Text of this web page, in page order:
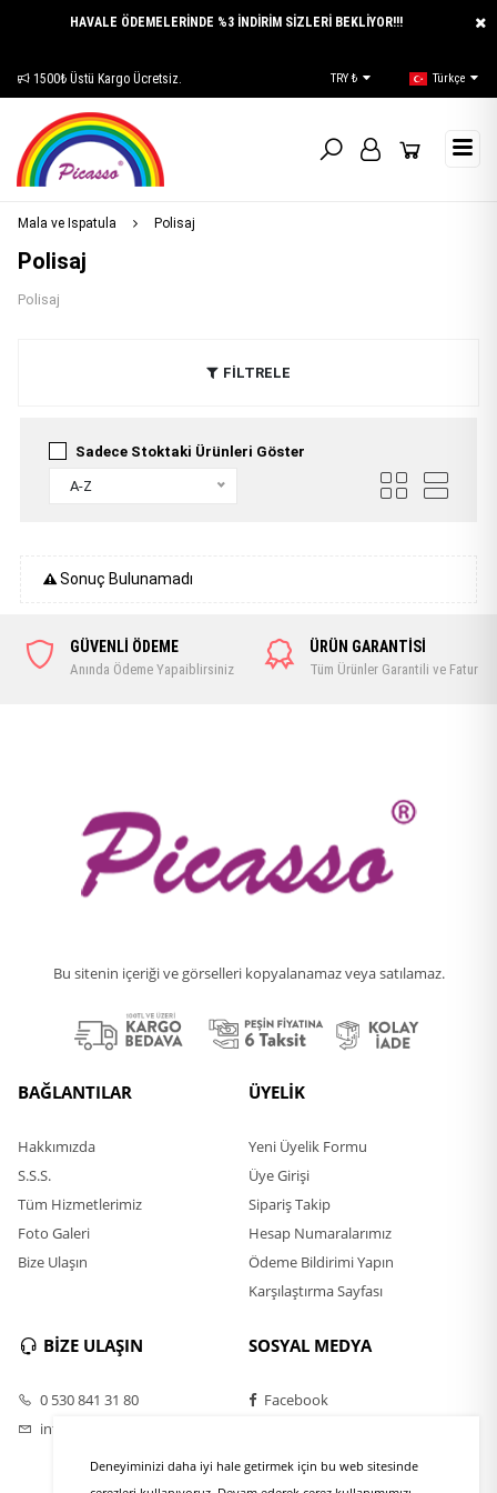
Deneyiminizi daha iyi hale getirmek için bu web sitesinde
HAVALE ÖDEMELERİNDE %3 İNDİRİM SİZLERİ BEKLİYOR!!!
1500₺ Üstü Kargo Ücretsiz. TRY ₺ Türkçe
Mala ve Ispatula Polisaj
Polisaj
Polisaj
FİLTRELE
Sadece Stoktaki Ürünleri Göster
A-Z
Sonuç Bulunamadı
GÜVENLİ ÖDEME
Anında Ödeme Yapaiblirsiniz
ÜRÜN GARANTİSİ
Tüm Ürünler Garantili ve Faturalı
Bu sitenin içeriği ve görselleri kopyalanamaz veya satılamaz.
BAĞLANTILAR
Hakkımızda
S.S.S.
Tüm Hizmetlerimiz
Foto Galeri
Bize Ulaşın
ÜYELİK
Yeni Üyelik Formu
Üye Girişi
Sipariş Takip
Hesap Numaralarımız
Ödeme Bildirimi Yapın
Karşılaştırma Sayfası
BİZE ULAŞIN
0 530 841 31 80
info@rulofirca.com
SOSYAL MEDYA
Facebook
Instagram
Youtube